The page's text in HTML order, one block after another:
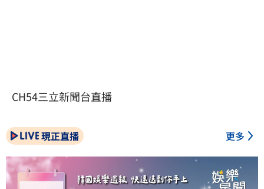
CH54三立新聞台直播
現正直播 更多